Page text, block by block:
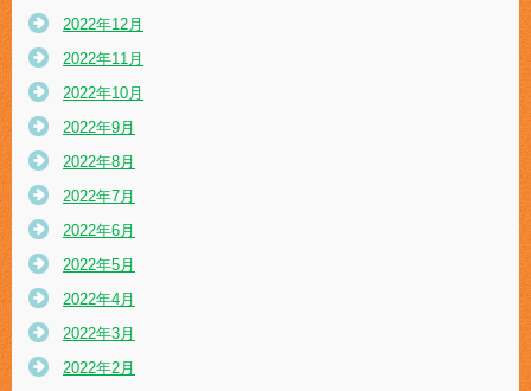
2022年12月
2022年11月
2022年10月
2022年9月
2022年8月
2022年7月
2022年6月
2022年5月
2022年4月
2022年3月
2022年2月